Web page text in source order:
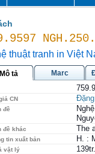
thuật tranh in Việt
Mô tả Marc
CN
đề
đề khác The
tin xuất bản H. :
vật lý